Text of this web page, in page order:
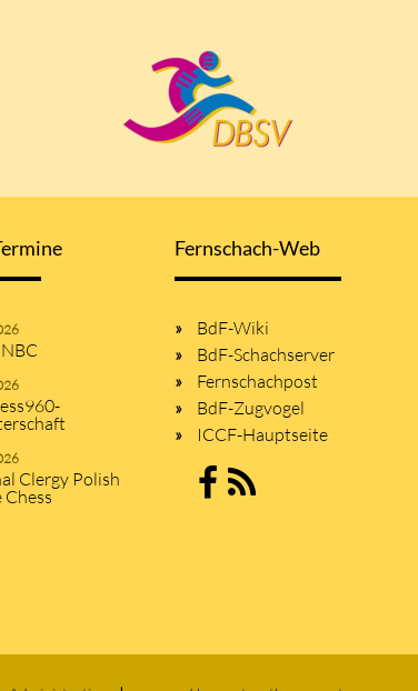
Clergy Polish
Fernschach-Web
BdF-Wiki
BdF-Schachserver
Fernschachpost
BdF-Zugvogel
ICCF-Hauptseite